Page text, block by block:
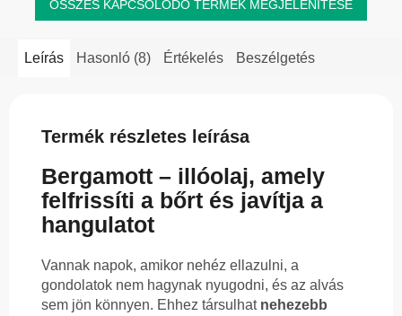
ÖSSZES KAPCSOLÓDÓ TERMÉK MEGJELENÍTÉSE
Leírás Hasonló (8) Értékelés Beszélgetés
Termék részletes leírása
Bergamott – illóolaj, amely
felfrissíti a bőrt és javítja a
hangulatot
Vannak napok, amikor nehéz ellazulni, a
gondolatok nem hagynak nyugodni, és az alvás
sem jön könnyen. Ehhez társulhat nehezebb